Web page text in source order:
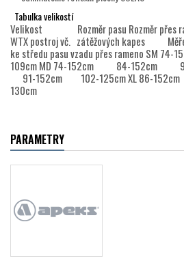
Tabulka velikostí
Velikost Rozměr pasu Rozměr přes
WTX postroj vč. zátěžových kapes
ke středu pasu vzadu přes rameno
109cm MD 74-152cm 84-152cm 91-
91-152cm 102-125cm XL 86-
130cm
PARAMETRY